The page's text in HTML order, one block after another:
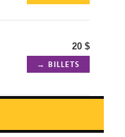
20 $
→ BILLETS